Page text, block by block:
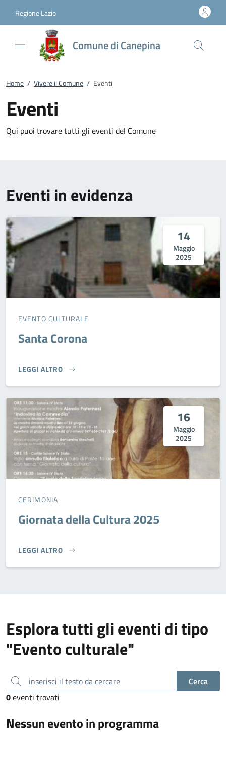
Regione Lazio
Comune di Canepina
Home / Vivere il Comune / Eventi
Eventi
Qui puoi trovare tutti gli eventi del Comune
Eventi in evidenza
14
Maggio
2025
EVENTO CULTURALE
Santa Corona
LEGGI ALTRO
SANTA CORONA}
16
Maggio
2025
CERIMONIA
Giornata della Cultura 2025
LEGGI ALTRO
GIORNATA DELLA CULTURA 2025}
Esplora tutti gli eventi di tipo
"Evento culturale"
inserisci il testo da cercare
Cerca
0eventi trovati
Nessun evento in programma